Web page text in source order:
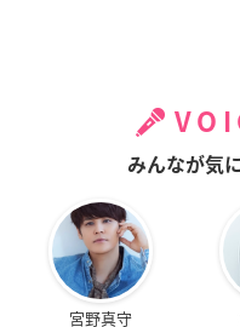
みんなが気
宮野真守